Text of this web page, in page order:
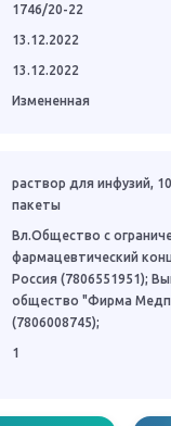
1746/20-22
13.12.2022
13.12.2022
Измененная
раствор для инфузий,
пакеты
Вл.Общество с
фармацевтический
Россия (7806551951);
общество "Фирма
(7806008745);
1